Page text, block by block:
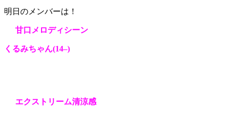
明日のメンバーは！
甘口メロディシーン
くるみちゃん(14–)
エクストリーム清涼感